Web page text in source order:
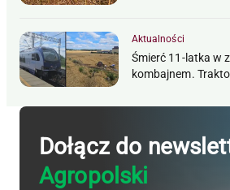
Aktualności
Śmierć 11-latka w
kombajnem.
Dołącz do
Agropolski